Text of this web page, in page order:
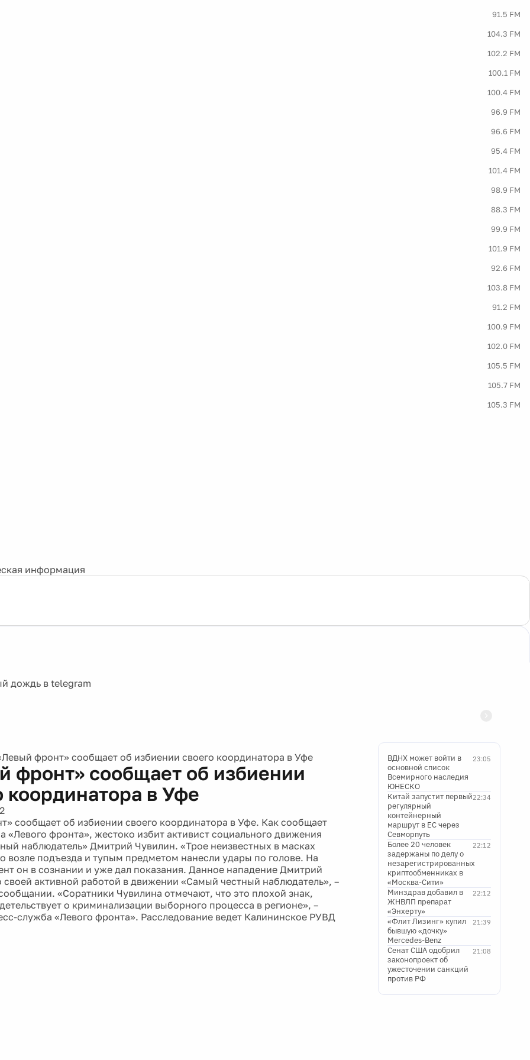
91.5 FM
104.3 FM
102.2 FM
100.1 FM
100.4 FM
96.9 FM
96.6 FM
95.4 FM
101.4 FM
98.9 FM
88.3 FM
99.9 FM
101.9 FM
92.6 FM
103.8 FM
91.2 FM
100.9 FM
102.0 FM
105.5 FM
105.7 FM
105.3 FM
информация
фронт» сообщает об избиении своего координатора в Уфе
фронт» сообщает об избиении
координатора в Уфе
сообщает об избиении своего координатора в Уфе. Как сообщает
«Левого фронта», жестоко избит активист социального движения
наблюдатель» Дмитрий Чувилин. «Трое неизвестных в масках
возле подъезда и тупым предметом нанесли удары по голове. На
он в сознании и уже дал показания. Данное нападение Дмитрий
своей активной работой в движении «Самый честный наблюдатель», –
«Соратники Чувилина отмечают, что это плохой знак,
о криминализации выборного процесса в регионе», –
служба «Левого фронта». Расследование ведет Калининское РУВД
23:05
ВДНХ может войти в
основной список
Всемирного наследия
ЮНЕСКО
22:34
Китай запустит первый
регулярный
контейнерный
маршрут в ЕС через
Севморпуть
22:12
Более 20 человек
задержаны по делу о
незарегистрированных
криптообменниках в
«Москва-Сити»
22:12
Минздрав добавил в
ЖНВЛП препарат
«Энхерту»
21:39
«Флит Лизинг» купил
бывшую «дочку»
Mercedes-Benz
21:08
Сенат США одобрил
законопроект об
ужесточении санкций
против РФ